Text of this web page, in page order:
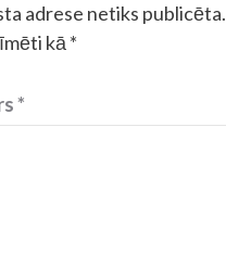
adrese netiks publicēta.
kā *
*